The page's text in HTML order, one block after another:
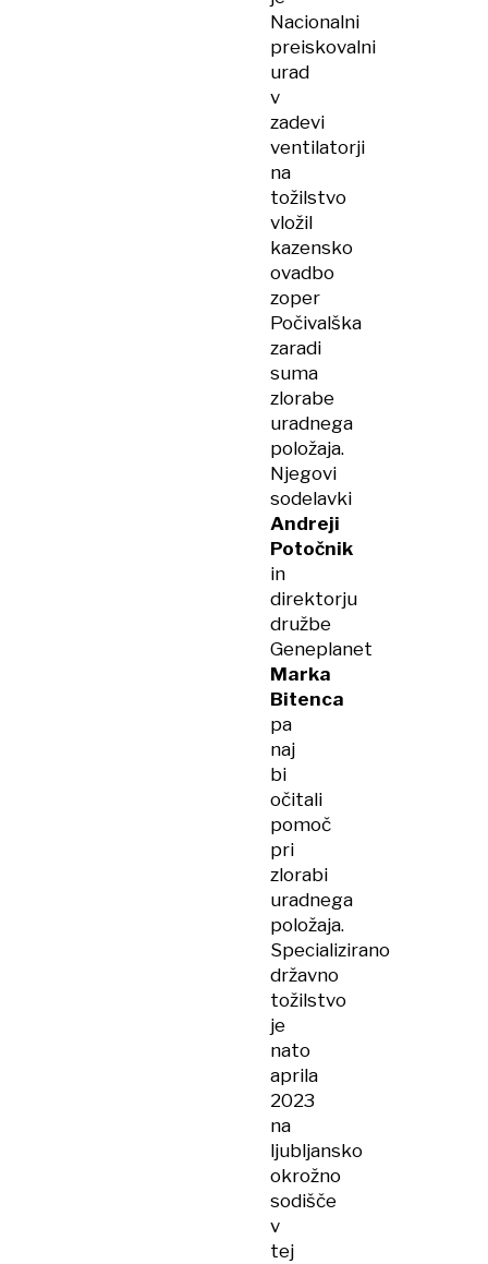
Nacionalni
preiskovalni
urad
v
zadevi
ventilatorji
na
tožilstvo
vložil
kazensko
ovadbo
zoper
Počivalška
zaradi
suma
zlorabe
uradnega
položaja.
Njegovi
sodelavki
Andreji
Potočnik
in
direktorju
družbe
Geneplanet
Marka
Bitenca
pa
naj
bi
očitali
pomoč
pri
zlorabi
uradnega
položaja.
Specializirano
državno
tožilstvo
je
nato
aprila
2023
na
ljubljansko
okrožno
sodišče
v
tej